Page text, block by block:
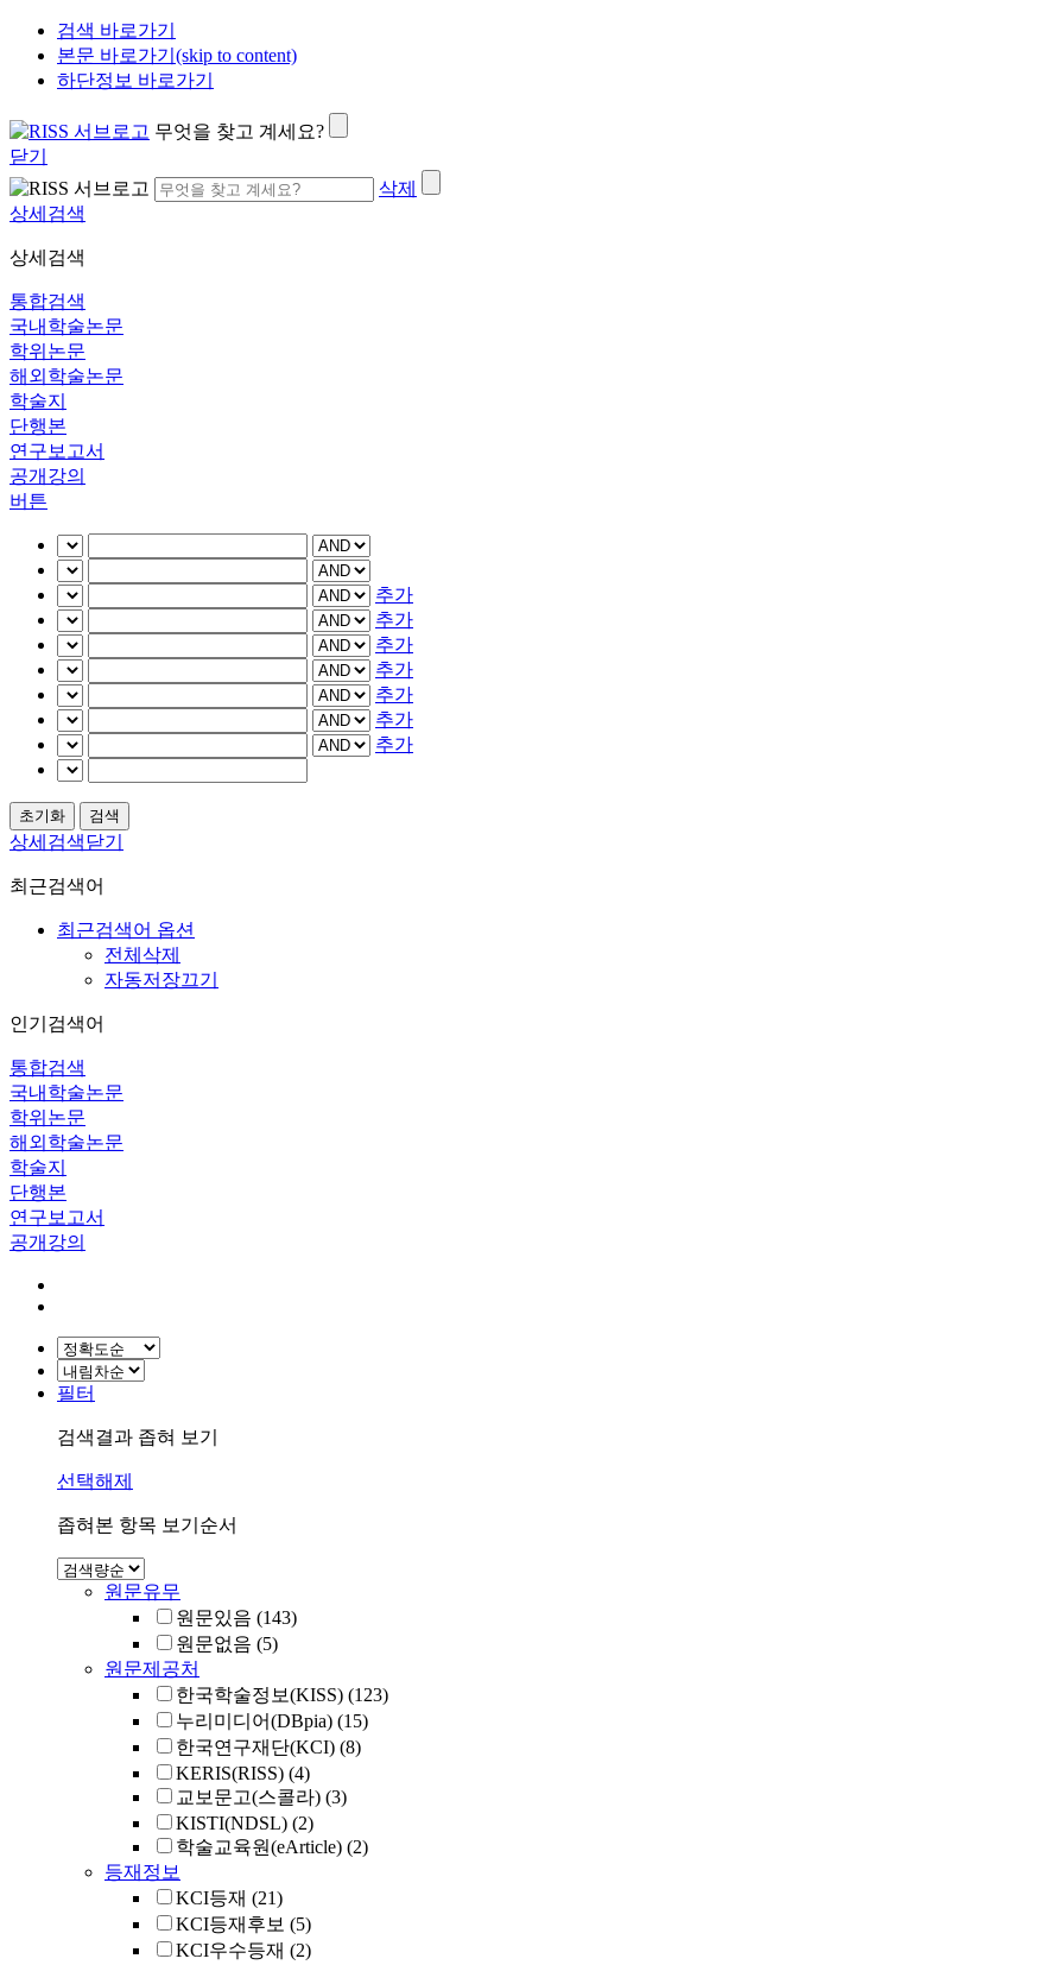
검색 바로가기
본문 바로가기(skip to content)
하단정보 바로가기
무엇을 찾고 계세요?
닫기
삭제
상세검색
상세검색
통합검색
국내학술논문
학위논문
해외학술논문
학술지
단행본
연구보고서
공개강의
버튼
추가
추가
추가
추가
추가
추가
추가
상세검색닫기
최근검색어
최근검색어 옵션
전체삭제
자동저장끄기
인기검색어
통합검색
국내학술논문
학위논문
해외학술논문
학술지
단행본
연구보고서
공개강의
필터
검색결과 좁혀 보기
선택해제
좁혀본 항목 보기순서
원문유무
원문있음 (143)
원문없음 (5)
원문제공처
한국학술정보(KISS) (123)
누리미디어(DBpia) (15)
한국연구재단(KCI) (8)
KERIS(RISS) (4)
교보문고(스콜라) (3)
KISTI(NDSL) (2)
학술교육원(eArticle) (2)
등재정보
KCI등재 (21)
KCI등재후보 (5)
KCI우수등재 (2)